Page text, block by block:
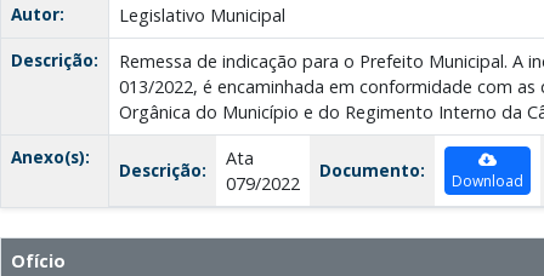
Autor:
Legislativo Municipal
Descrição:
Remessa de indicação para o Prefeito Municipal. A
013/2022, é encaminhada em conformidade com as
Orgânica do Município e do Regimento Interno da
Anexo(s):
Descrição:
Ata
079/2022
Documento: Download
Ofício